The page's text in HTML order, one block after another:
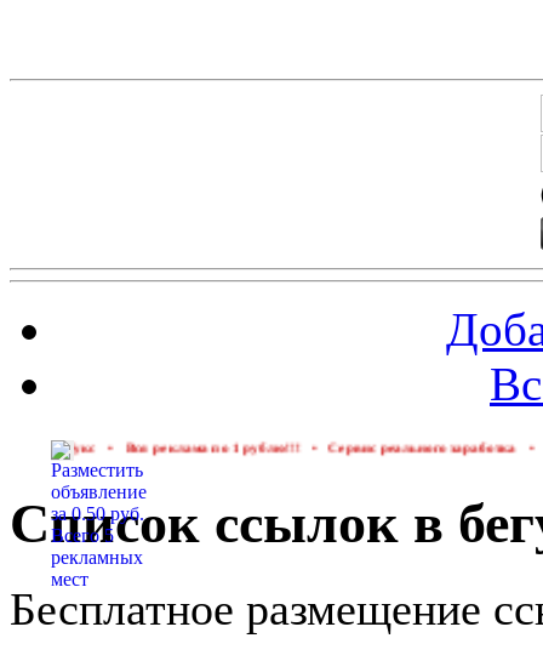
Вся реклама по 1 рублю!!! • Сервис реального заработка • Рефералы в
Список ссылок в
Бесплатное размещение